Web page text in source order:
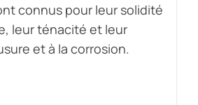
connus pour leur solidité
leur ténacité et leur
et à la corrosion.